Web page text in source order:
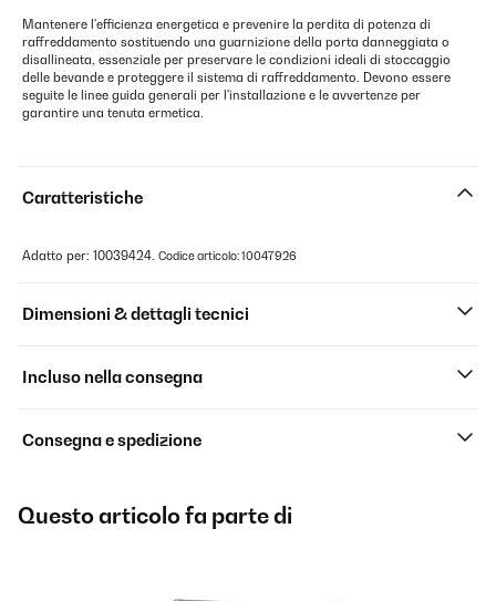
Mantenere l'efficienza energetica e prevenire la perdita di potenza di
raffreddamento sostituendo una guarnizione della porta danneggiata o
disallineata, essenziale per preservare le condizioni ideali di stoccaggio
delle bevande e proteggere il sistema di raffreddamento. Devono essere
seguite le linee guida generali per l'installazione e le avvertenze per
garantire una tenuta ermetica.
Caratteristiche
Adatto per: 10039424. Codice articolo: 10047926
Dimensioni & dettagli tecnici
Incluso nella consegna
Consegna e spedizione
Questo articolo fa parte di